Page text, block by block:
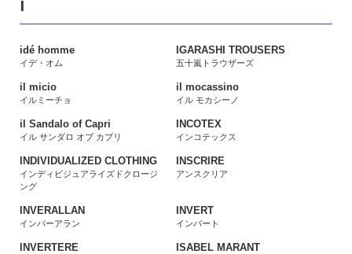
I
idé homme
イデ・オム
IGARASHI TROUSERS
五十嵐トラウザーズ
il micio
イルミーチョ
il mocassino
イル モカシーノ
il Sandalo of Capri
イル サンダロ オブ カプリ
INCOTEX
インコテックス
INDIVIDUALIZED CLOTHING
インディビジュアライズドクロージ
ング
INSCRIRE
アンスクリア
INVERALLAN
インバーアラン
INVERT
インバート
INVERTERE ISABEL MARANT